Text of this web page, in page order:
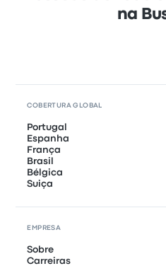
na
COBERTURA GLOBAL
Portugal
Espanha
França
Brasil
Bélgica
Suiça
EMPRESA
Sobre
Carreiras